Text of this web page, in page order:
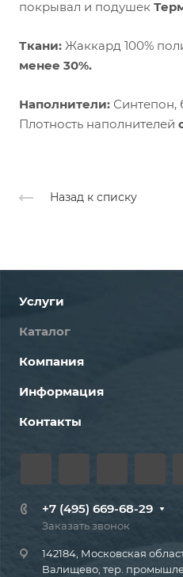
покрывал и подушек
Ткани: Жаккард 100%
менее 30%.
Наполнители: Синтепон,
Плотность наполнителей
Назад к списку
Услуги
Каталог
Компания
Информация
Контакты
+7 (495) 669-68-29
Заказать звонок
142184, Московская
Валищево, тер.